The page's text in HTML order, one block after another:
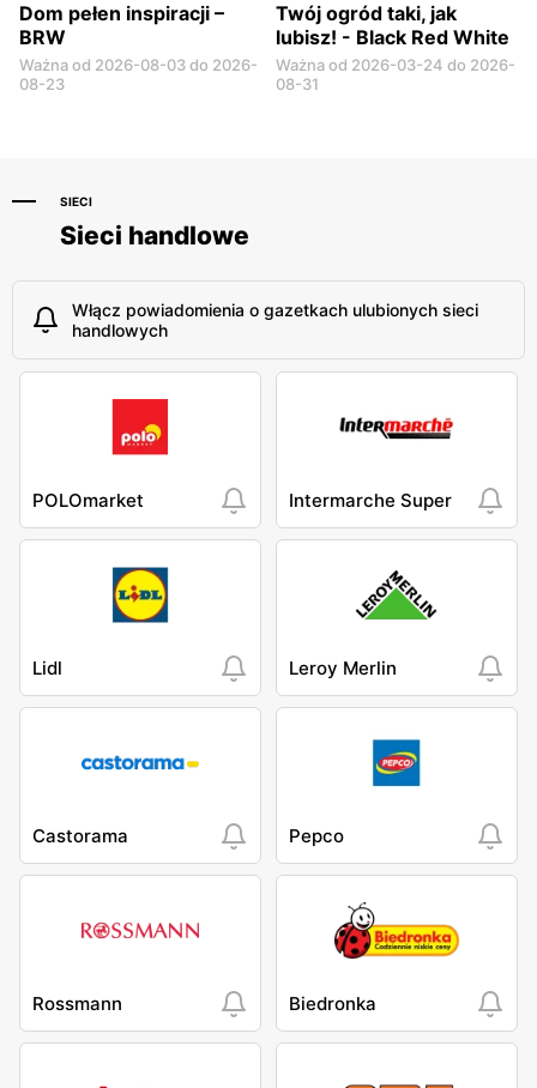
Dom pełen inspiracji –
BRW
Ważna od 2026-08-03 do 2026-
08-23
Twój ogród taki, jak
lubisz! - Black Red White
Ważna od 2026-03-24 do 2026-
08-31
SIECI
Sieci handlowe
Włącz powiadomienia o gazetkach ulubionych sieci
handlowych
POLOmarket Intermarche Super
Lidl Leroy Merlin
Castorama Pepco
Rossmann Biedronka